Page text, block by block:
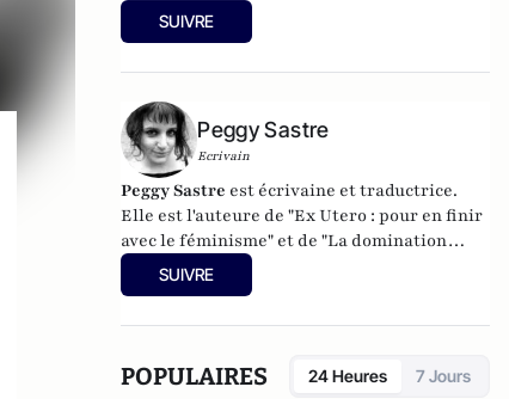
Versailles Saint-Quentin en Yvelines –
Université Paris-Saclay et Nicolas Gauvrit,
Maître de conférences en mathématiques à
l'ESPE Lille-Nord-de-France, Université
Paris 8 – Vincennes Saint-Denis
SUIVRE
Peggy Sastre
Ecrivain
Peggy Sastre est écrivaine et traductrice.
Elle est l'auteure de "Ex Utero : pour en finir
avec le féminisme" et de "La domination
masculine n'existe pas
SUIVRE
POPULAIRES 24 Heures 7 Jours